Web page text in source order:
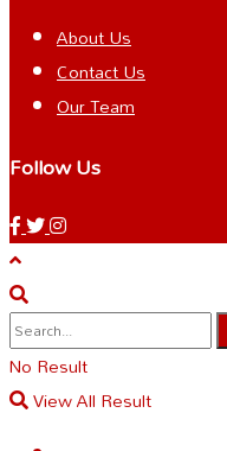
About Us
Contact Us
Our Team
Follow Us
No Result
View All Result